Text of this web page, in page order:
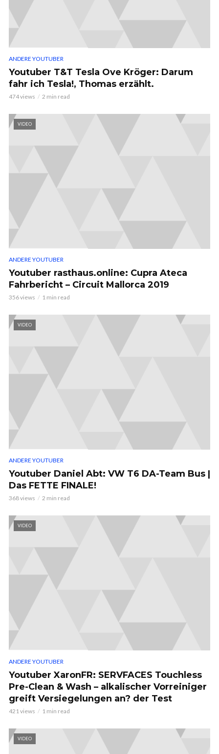
ANDERE YOUTUBER
Youtuber T&T Tesla Ove Kröger: Darum
fahr ich Tesla!, Thomas erzählt.
474 views 2 min read
VIDEO
ANDERE YOUTUBER
Youtuber rasthaus.online: Cupra Ateca
Fahrbericht – Circuit Mallorca 2019
356 views 1 min read
VIDEO
ANDERE YOUTUBER
Youtuber Daniel Abt: VW T6 DA-Team Bus |
Das FETTE FINALE!
368 views 2 min read
VIDEO
ANDERE YOUTUBER
Youtuber XaronFR: SERVFACES Touchless
Pre-Clean & Wash – alkalischer Vorreiniger
greift Versiegelungen an? der Test
421 views 1 min read
VIDEO